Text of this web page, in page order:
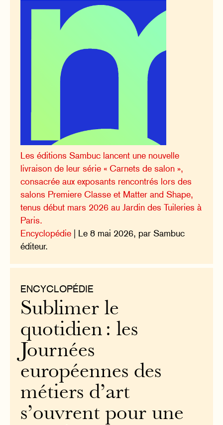
Les éditions Sambuc lancent une nouvelle
livraison de leur série « Carnets de salon »,
consacrée aux exposants rencontrés lors des
salons Premiere Classe et Matter and Shape,
tenus début mars 2026 au Jardin des Tuileries à
Paris.
Encyclopédie | Le 8 mai 2026, par Sambuc
éditeur.
ENCYCLOPÉDIE
Sublimer le
quotidien : les
Journées
européennes des
métiers d’art
s’ouvrent pour une